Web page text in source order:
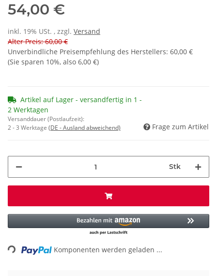
54,00 €
inkl. 19% USt. , zzgl. Versand
Alter Preis: 60,00 €
Unverbindliche Preisempfehlung des Herstellers: 60,00 €
(Sie sparen 10%, also 6,00 €)
Artikel auf Lager - versandfertig in 1 -
2 Werktagen
Versanddauer (Postlaufzeit):
2 - 3 Werktage (DE - Ausland abweichend) Frage zum Artikel
Stk
Komponenten werden geladen ...